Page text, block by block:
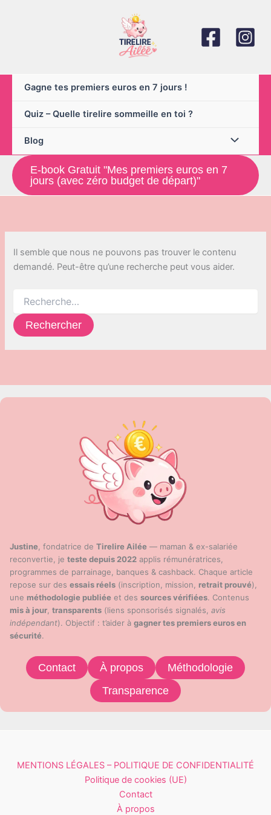
Gagne tes premiers euros en 7 jours !
Quiz – Quelle tirelire sommeille en toi ?
Blog
E-book Gratuit "Mes premiers euros en 7
jours (avec zéro budget de départ)"
Il semble que nous ne pouvons pas trouver le contenu
demandé. Peut-être qu’une recherche peut vous aider.
Justine, fondatrice de Tirelire Ailée — maman & ex-salariée
reconvertie, je teste depuis 2022 applis rémunératrices,
programmes de parrainage, banques & cashback. Chaque article
repose sur des essais réels (inscription, mission, retrait prouvé),
une méthodologie publiée et des sources vérifiées. Contenus
mis à jour, transparents (liens sponsorisés signalés, avis
indépendant). Objectif : t’aider à gagner tes premiers euros en
sécurité.
Contact À propos
Méthodologie
Transparence
MENTIONS LÉGALES – POLITIQUE DE CONFIDENTIALITÉ
Politique de cookies (UE)
Contact
À propos